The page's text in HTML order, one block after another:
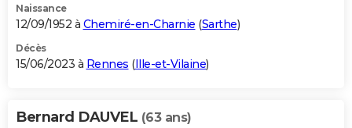
Naissance
12/09/1952 à Chemiré-en-Charnie (Sarthe)
Décès
15/06/2023 à Rennes (Ille-et-Vilaine)
Bernard DAUVEL (63 ans)